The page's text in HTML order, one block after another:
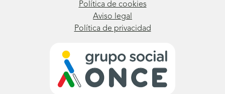
Política de cookies
Aviso legal
Política de privacidad